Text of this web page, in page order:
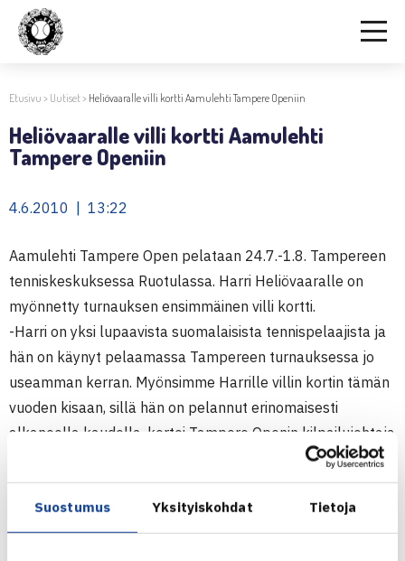
Suostumus Yksityiskohdat Tietoja
Etusivu > Uutiset> Heliövaaralle villi kortti Aamulehti Tampere Openiin
Heliövaaralle villi kortti Aamulehti
Tampere Openiin
4.6.2010 | 13:22
Aamulehti Tampere Open pelataan 24.7.-1.8. Tampereen
tenniskeskuksessa Ruotulassa. Harri Heliövaaralle on
myönnetty turnauksen ensimmäinen villi kortti.
-Harri on yksi lupaavista suomalaisista tennispelaajista ja
hän on käynyt pelaamassa Tampereen turnauksessa jo
useamman kerran. Myönsimme Harrille villin kortin tämän
vuoden kisaan, sillä hän on pelannut erinomaisesti
alkaneella kaudella, kertoi Tampere Openin kilpailujohtaja
Veli Paloheimo tiedotustilaisuudessa Tampereella
perjantaina.
Myös tennisturnauksen puitteet parantuvat entisestään.
Keskuskentän 400 hengen päätykatsomon penkit